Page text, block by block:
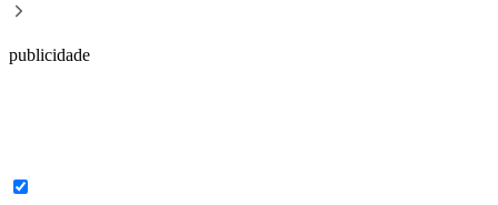
publicidade